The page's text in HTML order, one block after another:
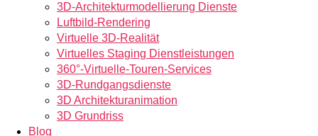
3D-Architekturmodellierung Dienste
Luftbild-Rendering
Virtuelle 3D-Realität
Virtuelles Staging Dienstleistungen
360°-Virtuelle-Touren-Services
3D-Rundgangsdienste
3D Architekturanimation
3D Grundriss
Blog